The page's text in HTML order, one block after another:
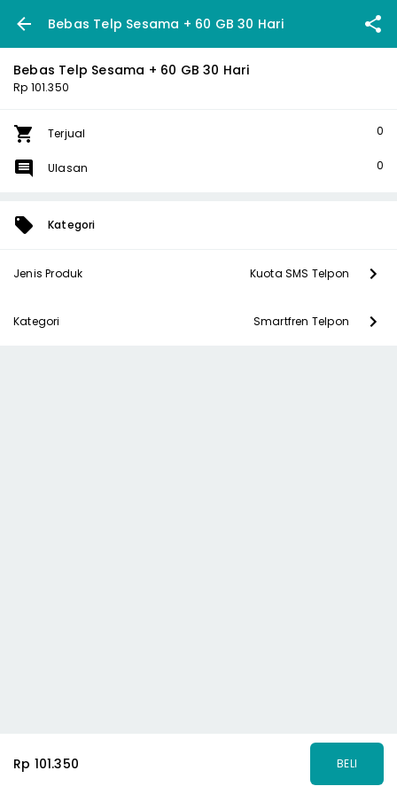
Bebas Telp Sesama + 60 GB 30 Hari
Bebas Telp Sesama + 60 GB 30 Hari
Rp 101.350
Terjual 0
Ulasan 0
Kategori
Jenis Produk Kuota SMS Telpon
Kategori Smartfren Telpon
Rp 101.350 BELI